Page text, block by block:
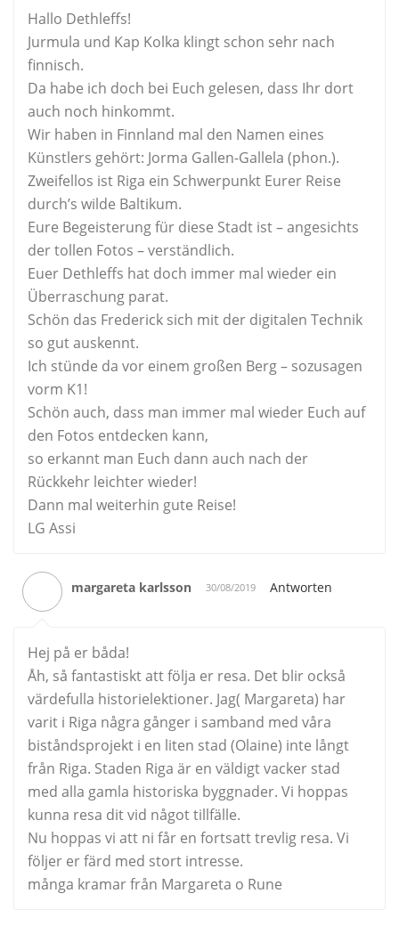
Hallo Dethleffs!
Jurmula und Kap Kolka klingt schon sehr nach
finnisch.
Da habe ich doch bei Euch gelesen, dass Ihr dort
auch noch hinkommt.
Wir haben in Finnland mal den Namen eines
Künstlers gehört: Jorma Gallen-Gallela (phon.).
Zweifellos ist Riga ein Schwerpunkt Eurer Reise
durch’s wilde Baltikum.
Eure Begeisterung für diese Stadt ist – angesichts
der tollen Fotos – verständlich.
Euer Dethleffs hat doch immer mal wieder ein
Überraschung parat.
Schön das Frederick sich mit der digitalen Technik
so gut auskennt.
Ich stünde da vor einem großen Berg – sozusagen
vorm K1!
Schön auch, dass man immer mal wieder Euch auf
den Fotos entdecken kann,
so erkannt man Euch dann auch nach der
Rückkehr leichter wieder!
Dann mal weiterhin gute Reise!
LG Assi
margareta karlsson 30/08/2019 Antworten
Hej på er båda!
Åh, så fantastiskt att följa er resa. Det blir också
värdefulla historielektioner. Jag( Margareta) har
varit i Riga några gånger i samband med våra
biståndsprojekt i en liten stad (Olaine) inte långt
från Riga. Staden Riga är en väldigt vacker stad
med alla gamla historiska byggnader. Vi hoppas
kunna resa dit vid något tillfälle.
Nu hoppas vi att ni får en fortsatt trevlig resa. Vi
följer er färd med stort intresse.
många kramar från Margareta o Rune